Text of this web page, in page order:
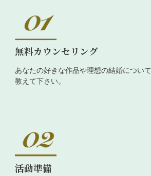
無料カウンセリング
あなたの好きな作品や理想の結婚について
教えて下さい。
活動準備